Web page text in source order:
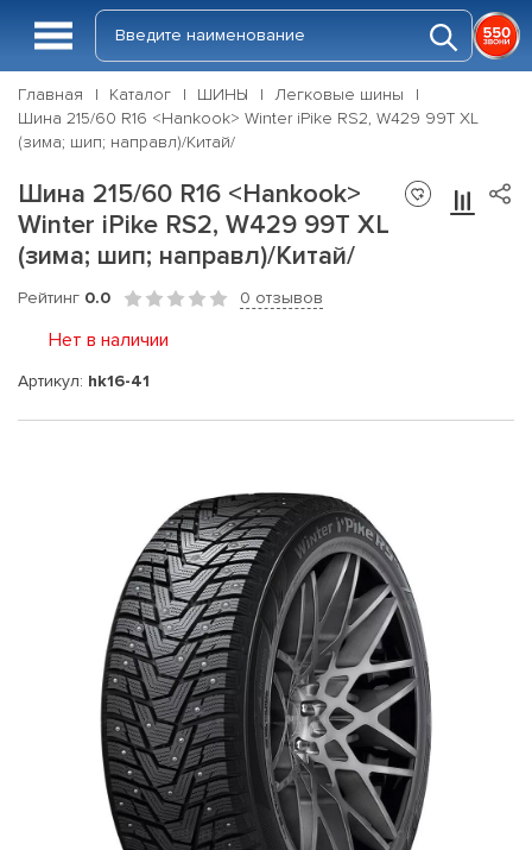
Главная Каталог ШИНЫ
Легковые шины
Шина 215/60 R16 <Hankook> Winter iPike RS2, W429 99T XL
(зима; шип; направл)/Китай/
Шина 215/60 R16 <Hankook>
Winter iPike RS2, W429 99T XL
(зима; шип; направл)/Китай/
Рейтинг 0.0 0 отзывов
Нет в наличии
Артикул: hk16-41